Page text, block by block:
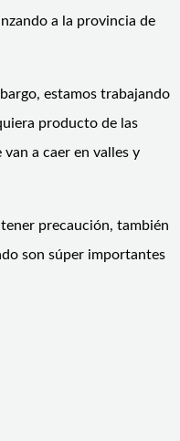
a la provincia de
estamos trabajando
producto de las
a caer en valles y
precaución, también
son súper importantes